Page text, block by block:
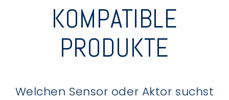
KOMPATIBLE
PRODUKTE
Welchen Sensor oder Aktor suchst